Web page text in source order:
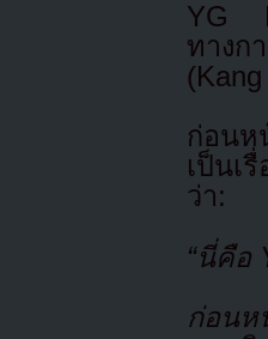
YG
ทางก
ก่อนห
เป็นเ
ว่า:
“นี่คือ
ก่อนห